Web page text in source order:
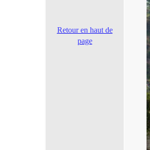
Retour en haut de
page